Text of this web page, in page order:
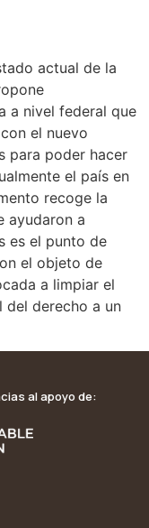
actual de la
a nivel federal que
el nuevo
para poder hacer
el país en
recoge la
ayudaron a
es el punto de
el objeto de
a limpiar el
del derecho a un
al apoyo de: